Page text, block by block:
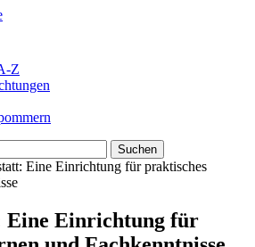
Z
Eine Einrichtung für praktisches
Einrichtung für